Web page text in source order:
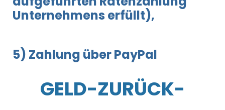
Unternehmens erfüllt),
5) Zahlung über PayPal
GELD-ZURÜCK-